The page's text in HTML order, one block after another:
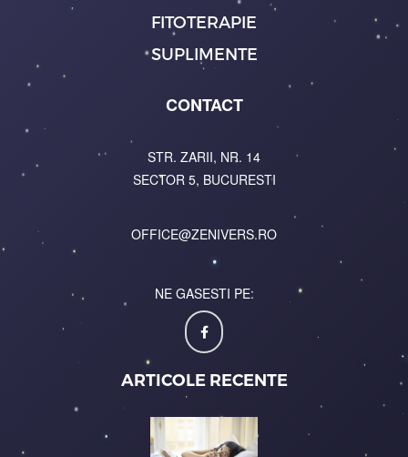
FITOTERAPIE
SUPLIMENTE
CONTACT
STR. ZARII, NR. 14
SECTOR 5, BUCURESTI
OFFICE@ZENIVERS.RO
NE GASESTI PE:
ARTICOLE RECENTE